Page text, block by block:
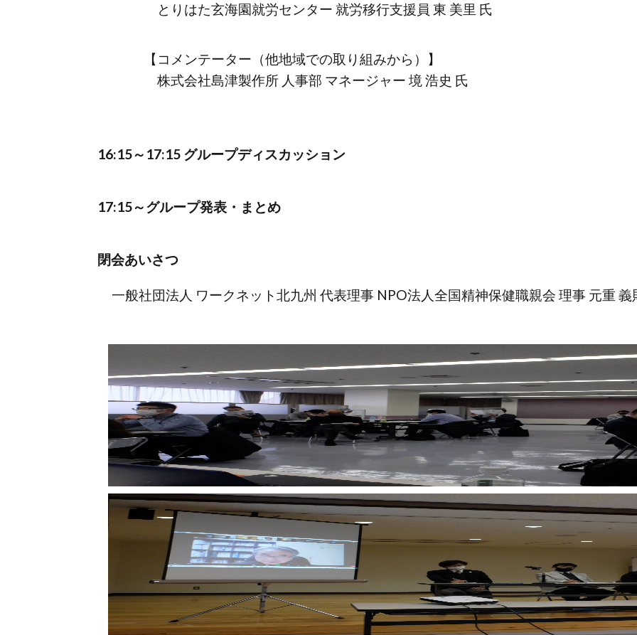
とりはた玄海園就労センター 就労移行支援員 東 美里 氏
【コメンテーター（他地域での取り組みから）】
株式会社島津製作所 人事部 マネージャー 境 浩史 氏
16:15～17:15 グループディスカッション
17:15～グループ発表・まとめ
閉会あいさつ
一般社団法人 ワークネット北九州 代表理事 NPO法人全国精神保健職親会 理事 元重 義